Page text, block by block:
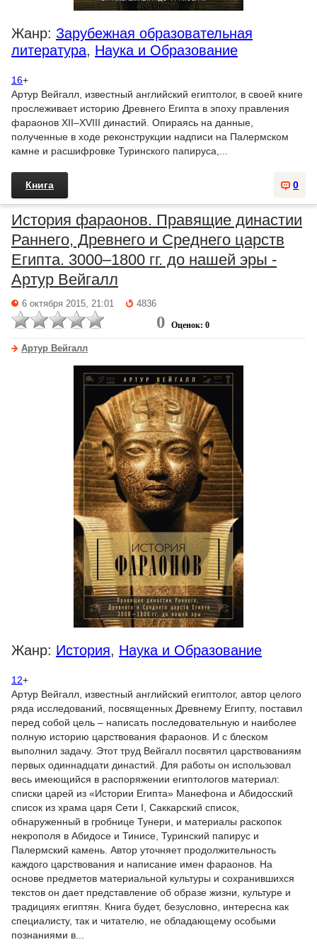
Жанр: Зарубежная образовательная
литература, Наука и Образование
16+
Артур Вейгалл, известный английский египтолог, в своей книге
прослеживает историю Древнего Египта в эпоху правления
фараонов XII–XVIII династий. Опираясь на данные,
полученные в ходе реконструкции надписи на Палермском
камне и расшифровке Туринского папируса,...
0
Книга
История фараонов. Правящие династии
Раннего, Древнего и Среднего царств
Египта. 3000–1800 гг. до нашей эры -
Артур Вейгалл
6 октября 2015, 21:01 4836
0 Оценок: 0
Артур Вейгалл
Жанр: История, Наука и Образование
12+
Артур Вейгалл, известный английский египтолог, автор целого
ряда исследований, посвященных Древнему Египту, поставил
перед собой цель – написать последовательную и наиболее
полную историю царствования фараонов. И с блеском
выполнил задачу. Этот труд Вейгалл посвятил царствованиям
первых одиннадцати династий. Для работы он использовал
весь имеющийся в распоряжении египтологов материал:
списки царей из «Истории Египта» Манефона и Абидосский
список из храма царя Сети I, Саккарский список,
обнаруженный в гробнице Тунери, и материалы раскопок
некрополя в Абидосе и Тинисе, Туринский папирус и
Палермский камень. Автор уточняет продолжительность
каждого царствования и написание имен фараонов. На
основе предметов материальной культуры и сохранившихся
текстов он дает представление об образе жизни, культуре и
традициях египтян. Книга будет, безусловно, интересна как
специалисту, так и читателю, не обладающему особыми
познаниями в...